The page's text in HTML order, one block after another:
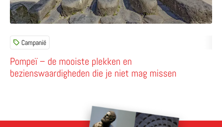
Pompeï – de mooiste plekken en
bezienswaardigheden die je niet mag missen
Campanië